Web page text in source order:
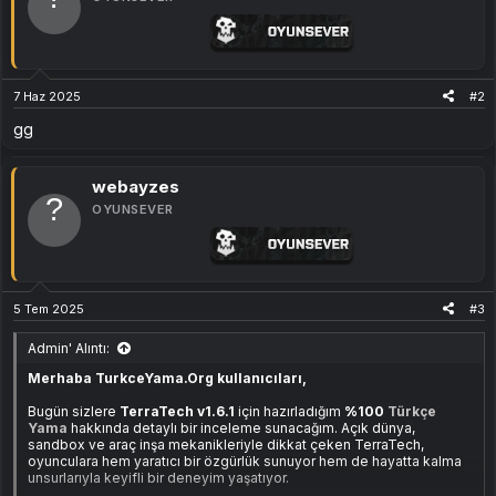
:
7 Haz 2025 #2
gg
webayzes
OYUNSEVER
5 Tem 2025 #3
Admin' Alıntı:
Merhaba TurkceYama.Org kullanıcıları,
Bugün sizlere TerraTech v1.6.1 için hazırladığım %100 Türkçe
Yama hakkında detaylı bir inceleme sunacağım. Açık dünya,
sandbox ve araç inşa mekanikleriyle dikkat çeken TerraTech,
oyunculara hem yaratıcı bir özgürlük sunuyor hem de hayatta kalma
unsurlarıyla keyifli bir deneyim yaşatıyor.